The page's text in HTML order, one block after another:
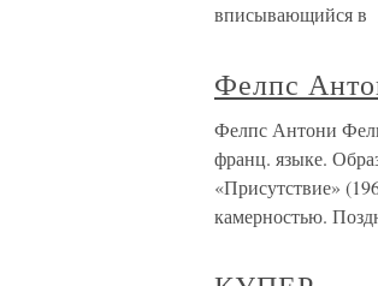
вписывающийся в
Фелпс
Фелпс Антони
франц. языке.
«Присутствие»
камерностью.